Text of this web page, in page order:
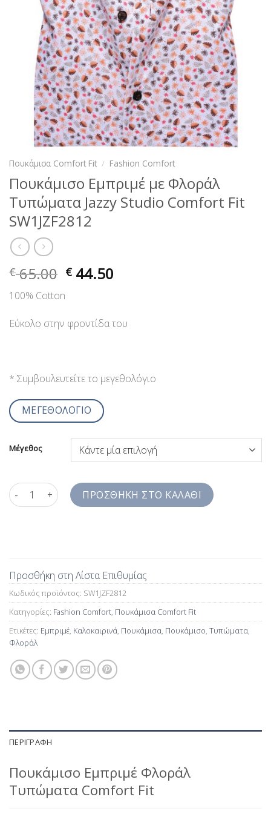
Πουκάμισα Comfort Fit / Fashion Comfort
Πουκάμισο Εμπριμέ με Φλοράλ
Τυπώματα Jazzy Studio Comfort Fit
SW1JZF2812
€65.00 € 44.50
100% Cotton
Εύκολο στην φροντίδα του
* Συμβουλευτείτε το μεγεθολόγιο
ΜΕΓΕΘΟΛΟΓΙΟ
Μέγεθος
Πουκάμισο Εμπριμέ με Φλοράλ Τυπώματα Jazzy Studio Comfort
ΠΡΟΣΘΉΚΗ ΣΤΟ ΚΑΛΆΘΙ
Προσθήκη στη Λίστα Επιθυμίας
Κωδικός προϊόντος: SW1JZF2812
Κατηγορίες: Fashion Comfort, Πουκάμισα Comfort Fit
Ετικέτες: Εμπριμέ, Καλοκαιρινά, Πουκάμισα, Πουκάμισο, Τυπώματα,
Φλοράλ
ΠΕΡΙΓΡΑΦΉ
Πουκάμισο Εμπριμέ Φλοράλ
Τυπώματα Comfort Fit